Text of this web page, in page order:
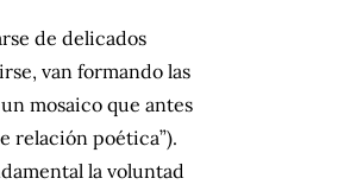
de delicados
van formando las
mosaico que antes
relación poética”).
la voluntad